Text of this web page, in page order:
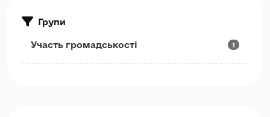
Групи
Участь громадськості 1